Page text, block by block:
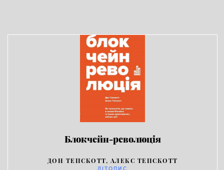
Блокчейн-революція
ДОН ТЕПСКОТТ, АЛЕКС ТЕПСКОТТ